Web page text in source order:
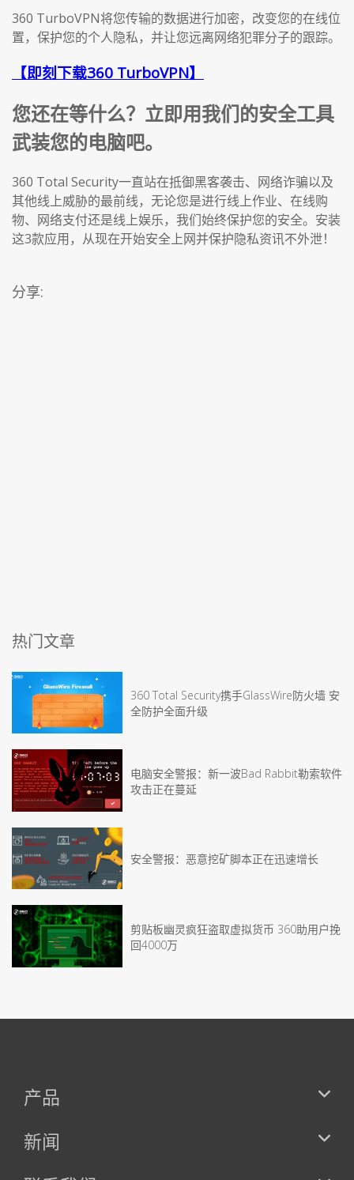
360 TurboVPN将您传输的数据进行加密，改变您的在线位
置，保护您的个人隐私，并让您远离网络犯罪分子的跟踪。
【即刻下载360 TurboVPN】
您还在等什么？立即用我们的安全工具
武装您的电脑吧。
360 Total Security一直站在抵御黑客袭击、网络诈骗以及
其他线上威胁的最前线，无论您是进行线上作业、在线购
物、网络支付还是线上娱乐，我们始终保护您的安全。安装
这3款应用，从现在开始安全上网并保护隐私资讯不外泄！
分享:
热门文章
360 Total Security携手GlassWire防火墙 安
全防护全面升级
电脑安全警报：新一波Bad Rabbit勒索软件
攻击正在蔓延
安全警报：恶意挖矿脚本正在迅速增长
剪贴板幽灵疯狂盗取虚拟货币 360助用户挽
回4000万
产品
新闻